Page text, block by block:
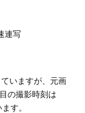
連写
いますが、元画
の撮影時刻は
す。